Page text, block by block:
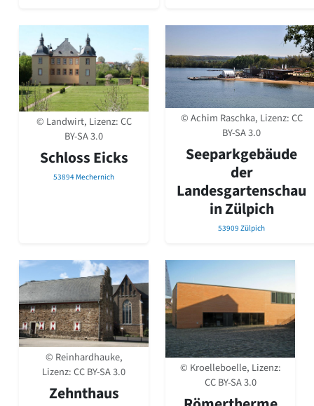
© Landwirt, Lizenz:CC
BY-SA 3.0
Schloss Eicks
53894 Mechernich
© Achim Raschka, Lizenz:CC
BY-SA 3.0
Seeparkgebäude
der
Landesgartenschau
in Zülpich
53909 Zülpich
© Reinhardhauke,
Lizenz:CC BY-SA 3.0
Zehnthaus
© Kroelleboelle, Lizenz:
CC BY-SA 3.0